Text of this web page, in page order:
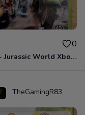
0
Lego - Jurassic World Xbox 360
TheGamingR83